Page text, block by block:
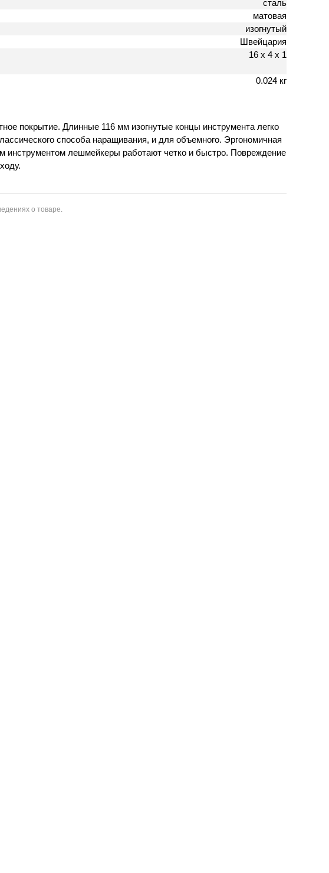
сталь
матовая
изогнутый
Швейцария
16 х 4 х 1
0.024 кг
покрытие. Длинные 116 мм изогнутые концы инструмента легко
способа наращивания, и для объемного. Эргономичная
инструментом лешмейкеры работают четко и быстро. Повреждение
о товаре.